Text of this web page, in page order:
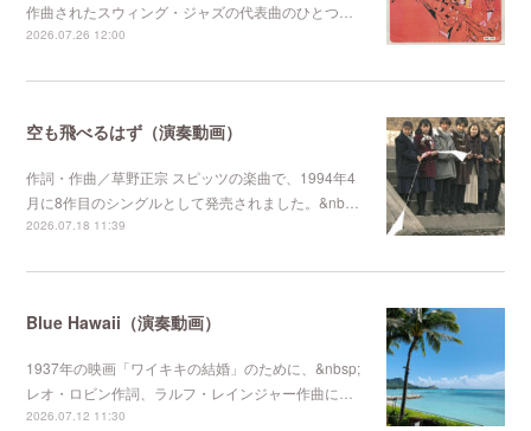
作曲されたスウィング・ジャズの代表曲のひとつ…
2026.07.26 12:00
空も飛べるはず（演奏動画）
作詞・作曲／草野正宗 スピッツの楽曲で、1994年4
月に8作目のシングルとして発売されました。&nb…
2026.07.18 11:39
Blue Hawaii（演奏動画）
1937年の映画「ワイキキの結婚」のために、&nbsp;
レオ・ロビン作詞、ラルフ・レインジャー作曲に…
2026.07.12 11:30